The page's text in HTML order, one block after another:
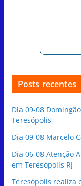
Posts recentes
Dia 09-08
Teresópolis
Dia 09-08 Marcelo
Dia 06-08 Atenção
em Teresópolis RJ
Teresópolis realiza